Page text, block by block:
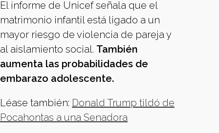
El informe de Unicef señala que el
matrimonio infantil está ligado a un
mayor riesgo de violencia de pareja y
al aislamiento social. También
aumenta las probabilidades de
embarazo adolescente.
Léase también: Donald Trump tildó de
Pocahontas a una Senadora